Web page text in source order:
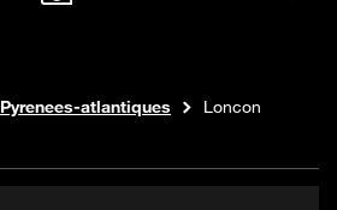
Pyrenees-atlantiques Loncon